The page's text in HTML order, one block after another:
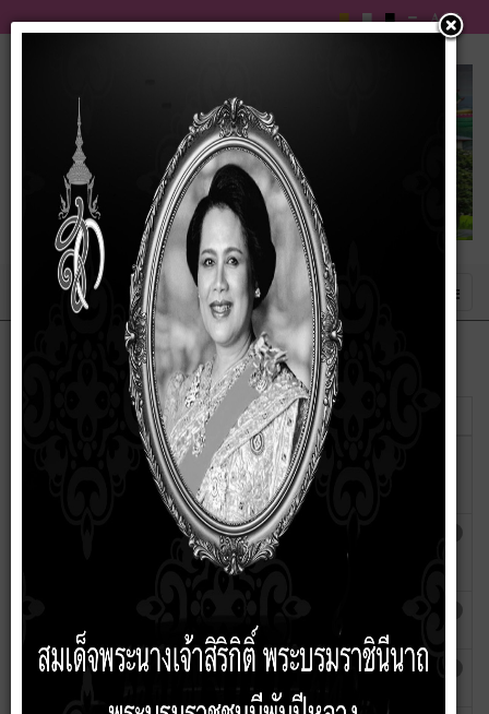
ผู้เขียน
ข้อมูลเชิงสถิติการขอรับบริการ ณ จุดให้บริการ
Walk-in และผ่านช่องทาง E-service ประจำ
เขียนโดย
ระบบการให้บริการออนไลน์ ( E-Smart Service )
มณเทียร
admin
ลงทะเบียนรับเบี้ยคนพิการ
เขียนโดย
ฮิต: 2162